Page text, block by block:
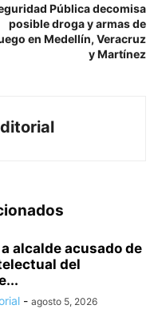
Pública decomisa
posible droga y armas de
en Medellín, Veracruz
y Martínez
alcalde acusado de
del
- agosto 5, 2026